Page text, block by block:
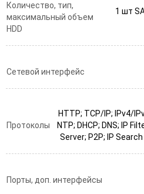
Количество, тип,
максимальный объем
HDD
1 шт
Сетевой интерфейс
Протоколы
НТТР; TCP/IP; IPv4/
NTP; DHCP; DNS; IP
Server; P2P; IP
Порты, доп. интерфейсы